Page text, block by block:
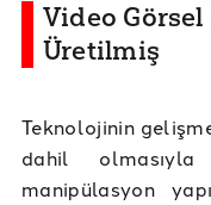
Video
Üretilmiş
Teknolojinin
dahil
manipülasyon